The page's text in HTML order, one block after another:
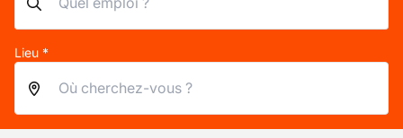
Lieu *